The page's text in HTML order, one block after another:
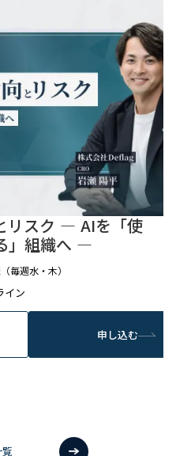
リスク ― AIを「使
」組織へ ―
毎週水・木）
イン
申し込む